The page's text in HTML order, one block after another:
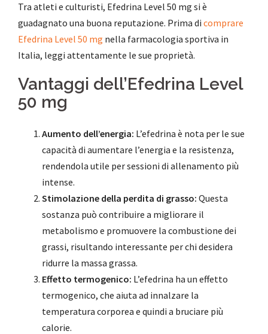
Tra atleti e culturisti, Efedrina Level 50 mg si è
guadagnato una buona reputazione. Prima di comprare
Efedrina Level 50 mg nella farmacologia sportiva in
Italia, leggi attentamente le sue proprietà.
Vantaggi dell’Efedrina Level
50 mg
Aumento dell’energia: L’efedrina è nota per le sue
capacità di aumentare l’energia e la resistenza,
rendendola utile per sessioni di allenamento più
intense.
Stimolazione della perdita di grasso: Questa
sostanza può contribuire a migliorare il
metabolismo e promuovere la combustione dei
grassi, risultando interessante per chi desidera
ridurre la massa grassa.
Effetto termogenico: L’efedrina ha un effetto
termogenico, che aiuta ad innalzare la
temperatura corporea e quindi a bruciare più
calorie.